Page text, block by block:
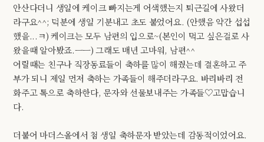
안산다더니 생일에 케이크 빠지는게 어색했는지 퇴근길에 사왔더
라구요^^; 덕분에 생일 기분내고 초도 불었어요. (안했음 약간 섭섭
했을...ㅋ) 케이크는 모두 남편의 입으로~(본인이 먹고 싶은걸로 사
왔을때 알아봤죠.ㅡㅡ) 그래도 매년 고마워, 남편^^
어릴때는 친구나 직장동료들이 축하를 많이 해줬는데 결혼하고 주
부가 되니 제일 먼저 축하는 가족들이 해주더라구요. 바리바리 전
화주고 톡으로 축하한다, 문자와 선물보내주는 가족들♡고맙습니
다.
더불어 마더스올에서 첨 생일 축하문자 받았는데 감동적이었어요.